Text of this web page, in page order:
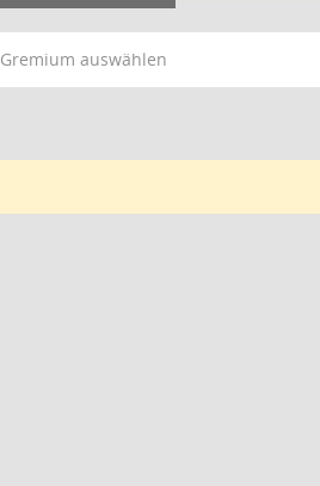
Gremium auswählen